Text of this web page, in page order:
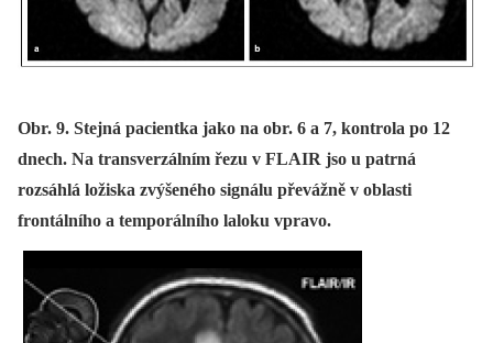
Obr. 9. Stejná pacientka jako na obr. 6 a 7, kontrola po 12
dnech. Na transverzálním řezu v FLAIR jso u patrná
rozsáhlá ložiska zvýšeného signálu převážně v oblasti
frontálního a temporálního laloku vpravo.